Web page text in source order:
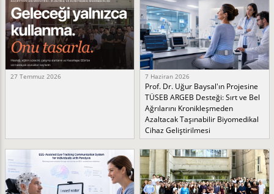
27 Temmuz 2026 7 Haziran 2026
Prof. Dr. Uğur Baysal'ın Projesine
TÜSEB ARGEB Desteği: Sırt ve Bel
Ağrılarını Kronikleşmeden
Azaltacak Taşınabilir Biyomedikal
Cihaz Geliştirilmesi